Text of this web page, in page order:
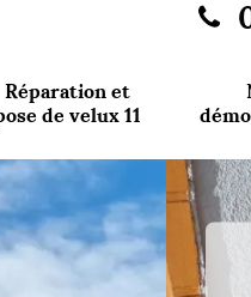
Réparation et
de velux 11